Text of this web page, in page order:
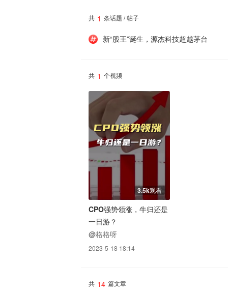
共 1 条话题 / 帖子
新“股王”诞生，源杰科技超越茅台
共 1 个视频
3.5k观看
CPO强势领涨，牛归还是
一日游？
@格格呀
2023-5-18 18:14
共 14 篇文章